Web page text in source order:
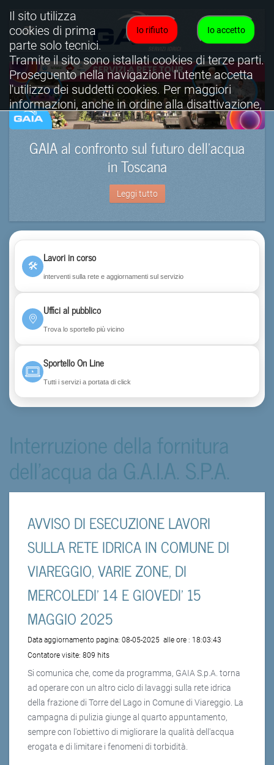
GAIA al confronto sul futuro dell’acqua
in Toscana
Leggi tutto
🛠
Lavori in corso
interventi sulla rete e aggiornamenti sul servizio
Uffici al pubblico
Trova lo sportello più vicino
Sportello On Line
Tutti i servizi a portata di click
Interruzione della fornitura
dell'acqua da G.A.I.A. S.P.A.
AVVISO DI ESECUZIONE LAVORI
SULLA RETE IDRICA IN COMUNE DI
VIAREGGIO, VARIE ZONE, DI
MERCOLEDI’ 14 E GIOVEDI’ 15
MAGGIO 2025
Data aggiornamento pagina: 08-05-2025 alle ore : 18:03:43
Contatore visite: 809 hits
Si comunica che, come da programma, GAIA S.p.A. torna
ad operare con un altro ciclo di lavaggi sulla rete idrica
della frazione di Torre del Lago in Comune di Viareggio. La
campagna di pulizia giunge al quarto appuntamento,
sempre con l'obiettivo di migliorare la qualità dell'acqua
erogata e di limitare i fenomeni di torbidità.
Io accetto
Io rifiuto
Il sito utilizza
cookies di prima
parte solo tecnici.
Tramite il sito sono istallati cookies di terze parti.
Proseguento nella navigazione l'utente accetta
l'utilizzo dei suddetti cookies. Per maggiori
informazioni, anche in ordine alla disattivazione,
è possibile consultare l'informativa cookies
completa.
Visualizza informativa completa.